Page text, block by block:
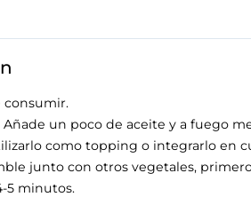
consumir.
un poco de aceite y a fuego
como topping o integrarlo en
junto con otros vegetales,
5 minutos.